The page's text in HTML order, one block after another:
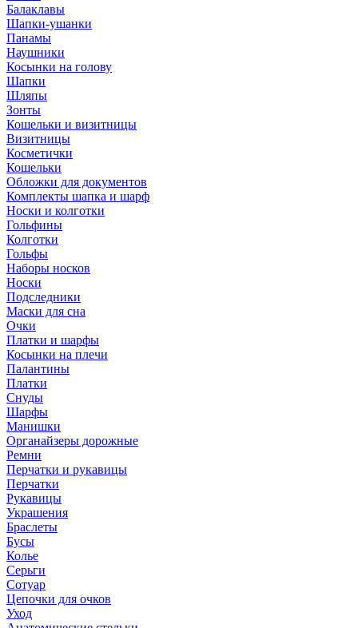
Балаклавы
Шапки-ушанки
Панамы
Наушники
Косынки на голову
Шапки
Шляпы
Зонты
Кошельки и визитницы
Визитницы
Косметички
Кошельки
Обложки для документов
Комплекты шапка и шарф
Носки и колготки
Гольфины
Колготки
Гольфы
Наборы носков
Носки
Подследники
Маски для сна
Очки
Платки и шарфы
Косынки на плечи
Палантины
Платки
Снуды
Шарфы
Манишки
Органайзеры дорожные
Ремни
Перчатки и рукавицы
Перчатки
Рукавицы
Украшения
Браслеты
Бусы
Колье
Серьги
Сотуар
Цепочки для очков
Уход